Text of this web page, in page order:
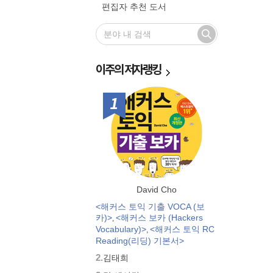
편집자 추천 도서
이주의저자랭킹
1위
David Cho
<해커스 토익 기출 VOCA (보
카)>, <해커스 보카 (Hackers
Vocabulary)>, <해커스 토익 RC
Reading(리딩) 기본서>
2.김태희